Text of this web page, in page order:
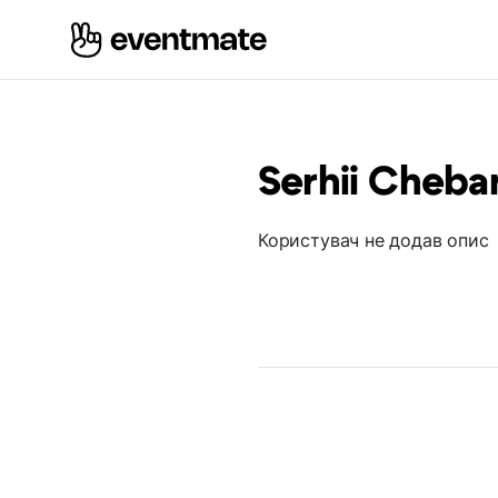
Serhii
Користувач не додав опис